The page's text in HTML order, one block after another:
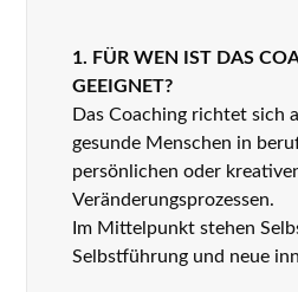
1. FÜR WEN IST DAS
GEEIGNET?
Das Coaching richtet sich
gesunde Menschen in
persönlichen oder
Veränderungsprozessen.
Im Mittelpunkt stehen
Selbstführung und neue